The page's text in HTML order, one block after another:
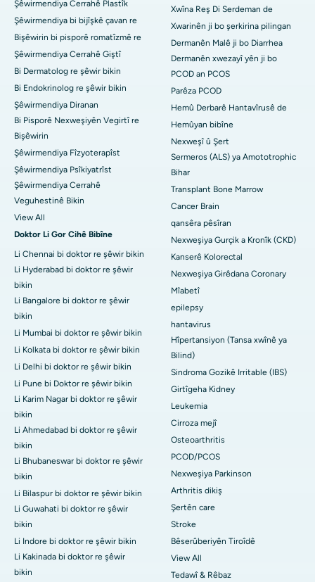
Şêwirmendiya Cerrahê Plastîk
Şêwirmendiya bi bijîşkê çavan re
Bişêwirin bi pisporê romatîzmê re
Şêwirmendiya Cerrahê Giştî
Bi Dermatolog re şêwir bikin
Bi Endokrinolog re şêwir bikin
Şêwirmendiya Diranan
Bi Pisporê Nexweşiyên Vegirtî re
Bişêwirin
Şêwirmendiya Fîzyoterapîst
Şêwirmendiya Psîkiyatrîst
Şêwirmendiya Cerrahê
Veguhestinê Bikin
View All
Doktor Li Gor Cihê Bibîne
Li Chennai bi doktor re şêwir bikin
Li Hyderabad bi doktor re şêwir
bikin
Li Bangalore bi doktor re şêwir
bikin
Li Mumbai bi doktor re şêwir bikin
Li Kolkata bi doktor re şêwir bikin
Li Delhi bi doktor re şêwir bikin
Li Pune bi Doktor re şêwir bikin
Li Karim Nagar bi doktor re şêwir
bikin
Li Ahmedabad bi doktor re şêwir
bikin
Li Bhubaneswar bi doktor re şêwir
bikin
Li Bilaspur bi doktor re şêwir bikin
Li Guwahati bi doktor re şêwir
bikin
Li Indore bi doktor re şêwir bikin
Li Kakinada bi doktor re şêwir
bikin
Xwîna Reş Di Serdeman de
Xwarinên ji bo şerkirina pilingan
Dermanên Malê ji bo Diarrhea
Dermanên xwezayî yên ji bo
PCOD an PCOS
Parêza PCOD
Hemû Derbarê Hantavîrusê de
Hemûyan bibîne
Nexweşî û Şert
Sermeros (ALS) ya Amototrophic
Bihar
Transplant Bone Marrow
Cancer Brain
qansêra pêsîran
Nexweşiya Gurçik a Kronîk (CKD)
Kanserê Kolorectal
Nexweşiya Girêdana Coronary
Mîabetî
epilepsy
hantavirus
Hîpertansiyon (Tansa xwînê ya
Bilind)
Sindroma Gozikê Irritable (IBS)
Girtîgeha Kidney
Leukemia
Cirroza mejî
Osteoarthritis
PCOD/PCOS
Nexweşiya Parkinson
Arthritis dikiş
Şertên care
Stroke
Bêserûberiyên Tiroîdê
View All
Tedawî & Rêbaz